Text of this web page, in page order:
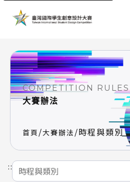
COMPETITION RULES
大賽辦法
首頁 /大賽辦法 /時程與類別
:::選擇前往頁面